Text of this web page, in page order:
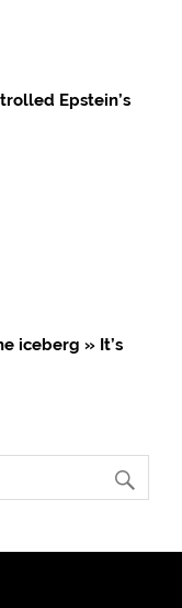
Epstein’s
iceberg » It’s